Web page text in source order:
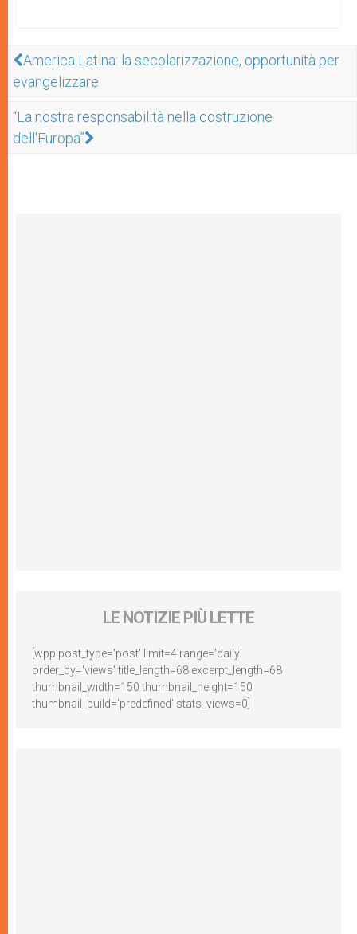
America Latina: la secolarizzazione, opportunità per
evangelizzare
“La nostra responsabilità nella costruzione
dell'Europa”
LE NOTIZIE PIÙ LETTE
[wpp post_type='post' limit=4 range='daily'
order_by='views' title_length=68 excerpt_length=68
thumbnail_width=150 thumbnail_height=150
thumbnail_build='predefined' stats_views=0]